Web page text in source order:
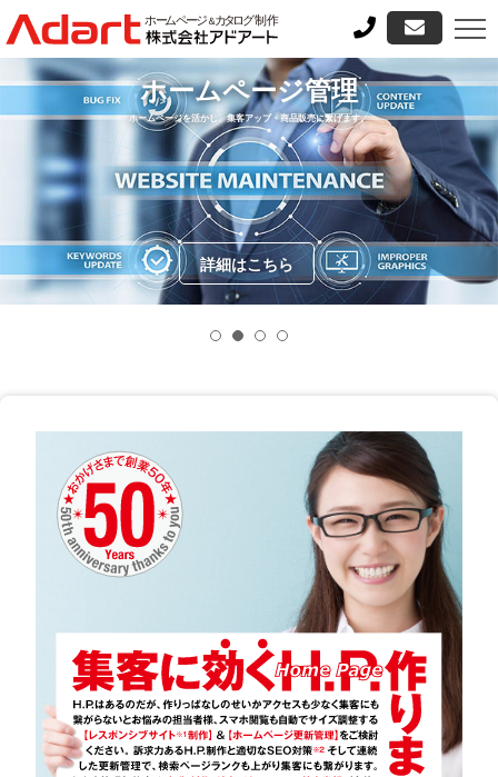
ホームページ管理
ホームページを活かし、集客アップ・商品販売に繋げます。
詳細はこちら